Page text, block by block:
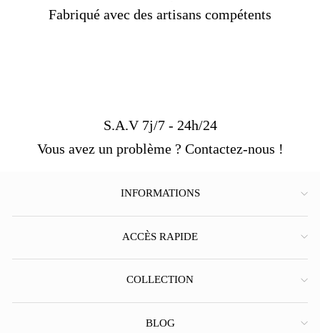
Fabriqué avec des artisans compétents
S.A.V 7j/7 - 24h/24
Vous avez un problème ? Contactez-nous !
INFORMATIONS
ACCÈS RAPIDE
COLLECTION
BLOG